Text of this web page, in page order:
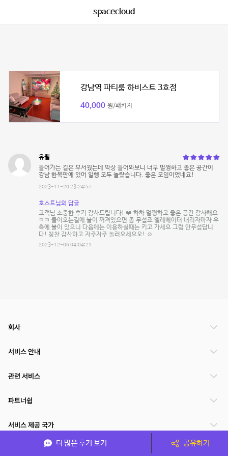
spacecloud
강남역 파티룸 하비스트 3호점
40,000 원/패키지
유월
들어가는 길은 무서웠는데 막상 들어와보니 너무 멀쩡하고 좋은 공간이
강남 한복판에 있어 일행 모두 놀랐습니다. 좋은 모임이었네요!
2023-11-20 23:24:57
호스트님의 답글
고객님 소중한 후기 감사드립니다! ❤️ 하하 멀쩡하고 좋은 공간 감사해요
ㅋㅋ 들어오는길에 불이 꺼져있으면 좀 무섭죠 엘레베이터 내리자마자 우
측에 불이 있으니 다음에는 이용하실때는 키고 가세요 그럼 안무섭답니
다! 칭찬 감사하고 자주자주 놀러오세요오! ☺️
2023-12-06 04:04:21
더 많은 후기 보기 공유하기
회사
서비스 안내
관련 서비스
파트너쉽
서비스 제공 국가